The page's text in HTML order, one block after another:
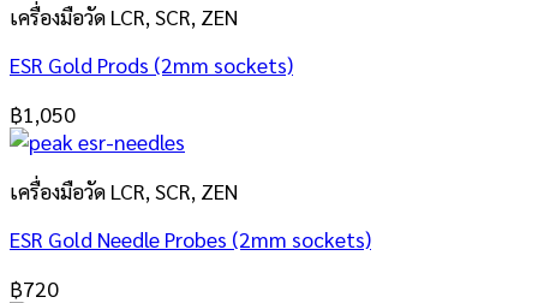
เครื่องมือวัด LCR, SCR, ZEN
ESR Gold Prods (2mm sockets)
฿1,050
เครื่องมือวัด LCR, SCR, ZEN
ESR Gold Needle Probes (2mm sockets)
฿720